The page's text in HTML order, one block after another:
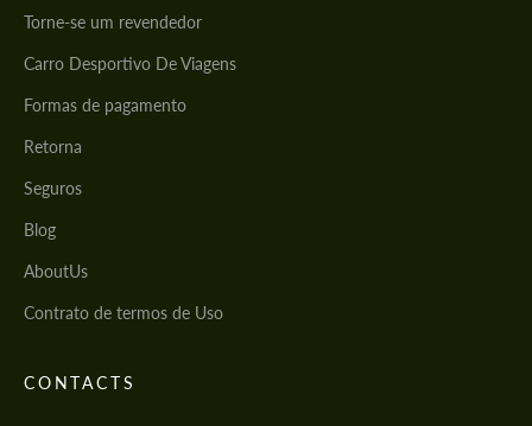
Torne-se um revendedor
Carro Desportivo De Viagens
Formas de pagamento
Retorna
Seguros
Blog
AboutUs
Contrato de termos de Uso
CONTACTS